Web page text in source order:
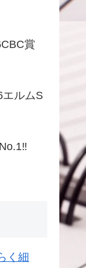
賞
エルムS
く細